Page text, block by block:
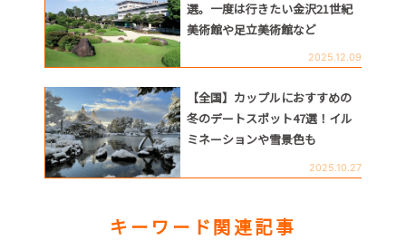
選。一度は行きたい金沢21世紀
美術館や足立美術館など
2025.12.09
【全国】カップルにおすすめの
冬のデートスポット47選！イル
ミネーションや雪景色も
2025.10.27
キーワード関連記事